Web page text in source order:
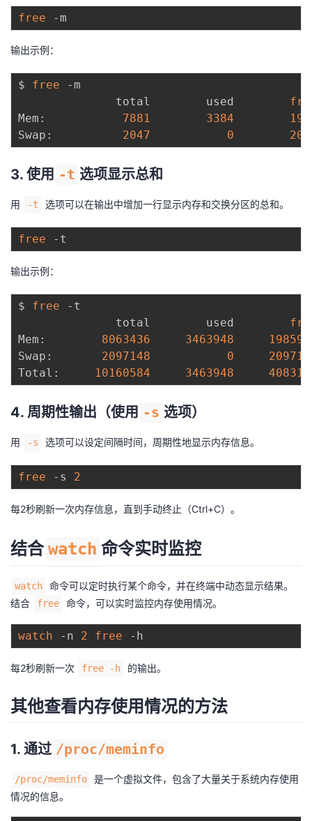
free
输出示例：
$ free -m
              total        used
Mem: 7881 3384
Swap: 2047 0
3. 使用 -t 选项显示总和
用 -t 选项可以在输出中增加一行显示内存和交换分区的总和。
free
输出示例：
$ free -t
              total        used
Mem: 8063436 3463948
Swap: 2097148 0
Total:
10160584 3463948
4. 周期性输出（使用 -s 选项）
用 -s 选项可以设定间隔时间，周期性地显示内存信息。
free -s 2
每2秒刷新一次内存信息，直到手动终止（Ctrl+C）。
结合 watch 命令实时监控
watch
命令可以定时执行某个命令，并在终端中动态显示结果。
结合
free 命令，可以实时监控内存使用情况。
watch -n 2 free
每2秒刷新一次 free -h 的输出。
其他查看内存使用情况的方法
1. 通过 /proc/meminfo
/proc/meminfo
是一个虚拟文件，包含了大量关于系统内存使用
情况的信息。